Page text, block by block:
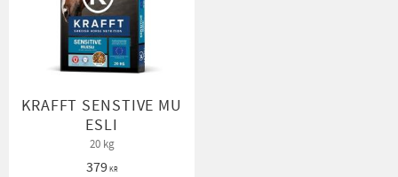
KRAFFT SENSTIVE MU
ESLI
20 kg
379KR